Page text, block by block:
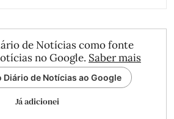
de Notícias como fonte
no Google. Saber mais
Diário de Notícias ao Google
Já adicionei